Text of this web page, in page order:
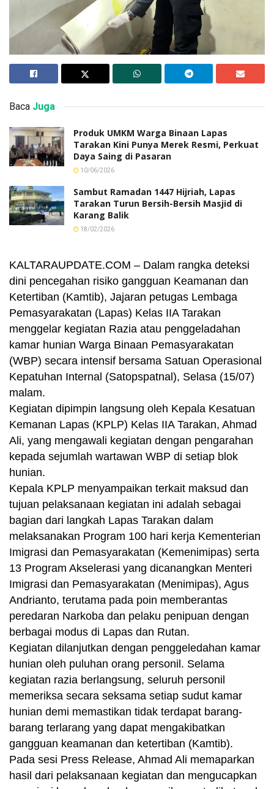
Baca Juga
Produk UMKM Warga Binaan Lapas
Tarakan Kini Punya Merek Resmi, Perkuat
Daya Saing di Pasaran
10/06/2026
Sambut Ramadan 1447 Hijriah, Lapas
Tarakan Turun Bersih-Bersih Masjid di
Karang Balik
18/02/2026
KALTARAUPDATE.COM – Dalam rangka deteksi
dini pencegahan risiko gangguan Keamanan dan
Ketertiban (Kamtib), Jajaran petugas Lembaga
Pemasyarakatan (Lapas) Kelas IIA Tarakan
menggelar kegiatan Razia atau penggeladahan
kamar hunian Warga Binaan Pemasyarakatan
(WBP) secara intensif bersama Satuan Operasional
Kepatuhan Internal (Satopspatnal), Selasa (15/07)
malam.
Kegiatan dipimpin langsung oleh Kepala Kesatuan
Kemanan Lapas (KPLP) Kelas IIA Tarakan, Ahmad
Ali, yang mengawali kegiatan dengan pengarahan
kepada sejumlah wartawan WBP di setiap blok
hunian.
Kepala KPLP menyampaikan terkait maksud dan
tujuan pelaksanaan kegiatan ini adalah sebagai
bagian dari langkah Lapas Tarakan dalam
melaksanakan Program 100 hari kerja Kementerian
Imigrasi dan Pemasyarakatan (Kemenimipas) serta
13 Program Akselerasi yang dicanangkan Menteri
Imigrasi dan Pemasyarakatan (Menimipas), Agus
Andrianto, terutama pada poin memberantas
peredaran Narkoba dan pelaku penipuan dengan
berbagai modus di Lapas dan Rutan.
Kegiatan dilanjutkan dengan penggeledahan kamar
hunian oleh puluhan orang personil. Selama
kegiatan razia berlangsung, seluruh personil
memeriksa secara seksama setiap sudut kamar
hunian demi memastikan tidak terdapat barang-
barang terlarang yang dapat mengakibatkan
gangguan keamanan dan ketertiban (Kamtib).
Pada sesi Press Release, Ahmad Ali memaparkan
hasil dari pelaksanaan kegiatan dan mengucapkan